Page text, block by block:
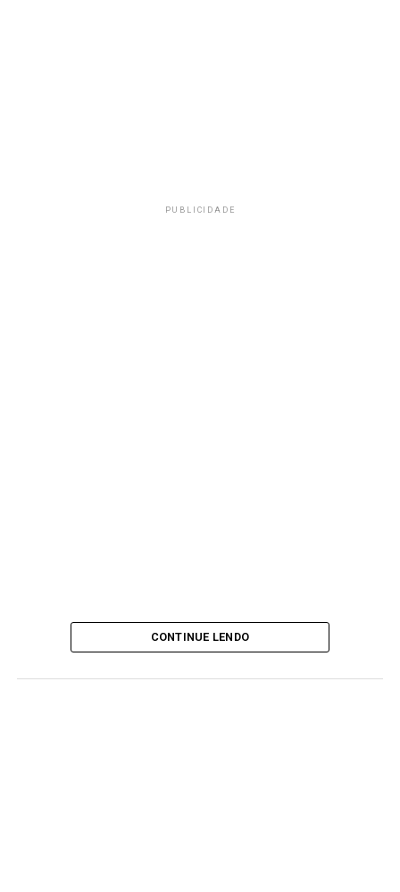
PUBLICIDADE
CONTINUE LENDO